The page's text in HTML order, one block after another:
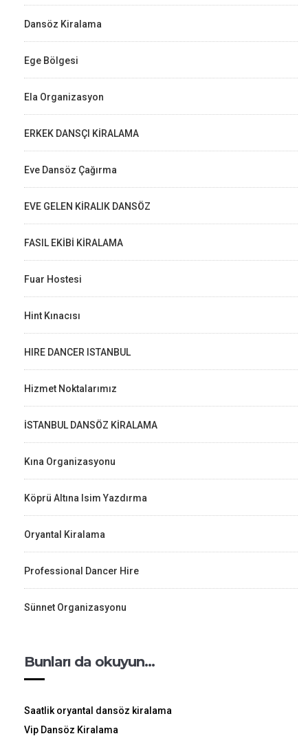
Dansöz Kiralama
Ege Bölgesi
Ela Organizasyon
ERKEK DANSÇI KİRALAMA
Eve Dansöz Çağırma
EVE GELEN KİRALIK DANSÖZ
FASIL EKİBİ KİRALAMA
Fuar Hostesi
Hint Kınacısı
HIRE DANCER ISTANBUL
Hizmet Noktalarımız
İSTANBUL DANSÖZ KİRALAMA
Kına Organizasyonu
Köprü Altına Isim Yazdırma
Oryantal Kiralama
Professional Dancer Hire
Sünnet Organizasyonu
Bunları da okuyun…
Saatlik oryantal dansöz kiralama
Vip Dansöz Kiralama